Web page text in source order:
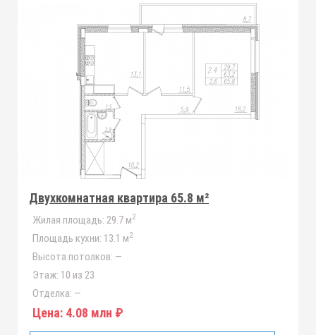
Двухкомнатная квартира 65.8 м²
Жилая площадь: 29.7 м2
Площадь кухни: 13.1 м2
Высота потолков: —
Этаж: 10 из 23
Отделка: —
Цена: 4.08 млн ₽